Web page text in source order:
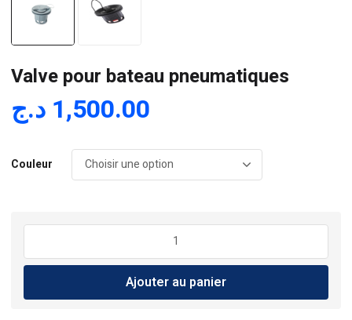
Valve pour bateau pneumatiques
1,500.00 د.ج
Couleur
quantité
Valve
bateau
Ajouter au panier